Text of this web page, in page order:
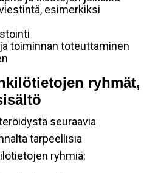
esimerkiksi
toiminnan toteuttaminen
ryhmät,
seuraavia
tarpeellisia
ryhmiä: